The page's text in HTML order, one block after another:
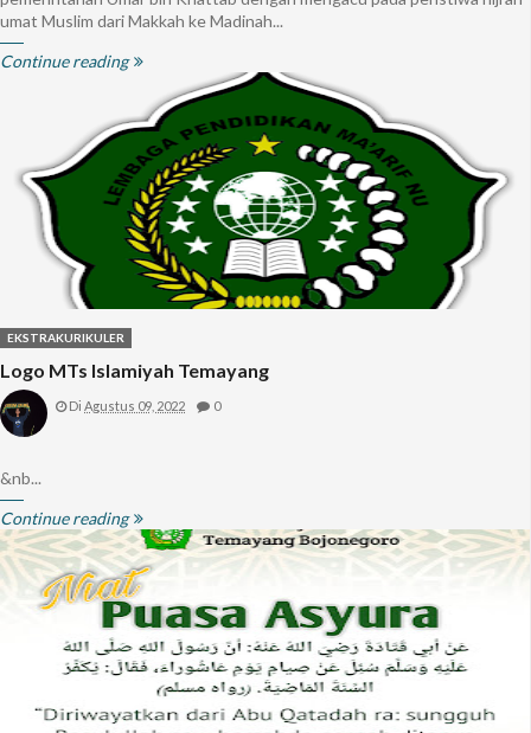
umat Muslim dari Makkah ke Madinah...
Continue reading
EKSTRAKURIKULER
Logo MTs Islamiyah Temayang
Di Agustus 09, 2022 0
&nb...
Continue reading